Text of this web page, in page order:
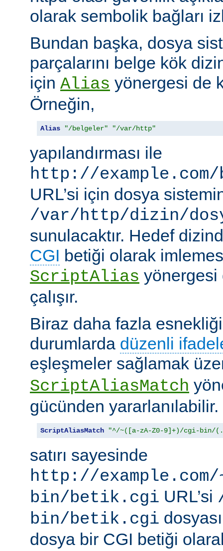
olarak sembolik bağları
Bundan başka, dosya
parçalarını belge kök
için Alias yönergesi de
Örneğin,
Alias "/belgeler" "/var/http"
yapılandırması ile
http://
URL’si için dosya
/var/http/dizin/
sunulacaktır. Hedef
CGI betiği olarak
ScriptAlias yönergesi
çalışır.
Biraz daha fazla
durumlarda düzenli
eşleşmeler sağlamak
ScriptAliasMatch
gücünden
ScriptAliasMatch "^/~([a-zA-Z0-9]+)/cgi-bin/
satırı sayesinde
http://
bin/betik.cgi URL’si
bin/betik.cgi
dosya bir CGI betiği olarak